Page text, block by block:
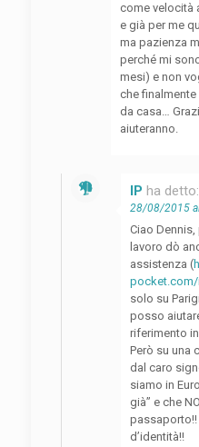
come velocità
e già per me
ma pazienza
perché mi
mesi) e non
che finalmente
da casa…
aiuteranno.
IP ha detto:
28/08/2015
Ciao
lavoro dò
assistenza (
solo su
posso
riferimento
Però su una
dal caro
siamo in
già” e che
passaporto!!
d’identità!!